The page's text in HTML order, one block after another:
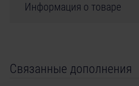
Информация о товаре
(registered) trademarks and are the
Связанные дополнения